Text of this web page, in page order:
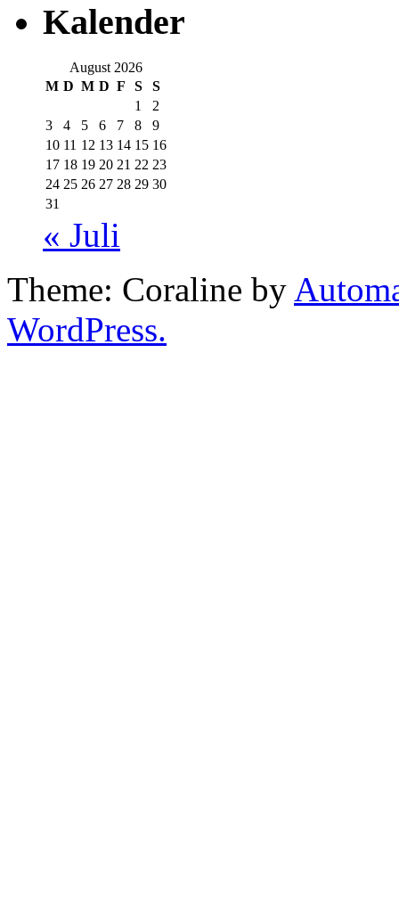
Kalender
August 2026
M D M D F S
S
1
2
3
4 5 6 7 8
9
10 11 12 13 14 15 16
17 18 19 20 21 22 23
24 25 26 27 28 29 30
31
« Juli
Theme: Coraline by
WordPress.